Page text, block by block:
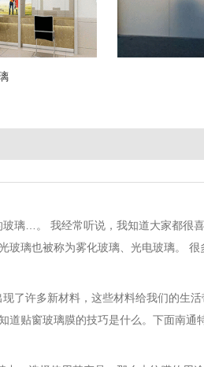
…。 我经常听说，我知道大家都很喜
也被称为雾化玻璃、光电玻璃。 很
璃的质量也已经在国外调光玻璃之上
了许多新材料，这些材料给我们的生
贴窗玻璃膜的技巧是什么。下面南通
贴窗玻璃膜之前，你需要先把玻璃擦干